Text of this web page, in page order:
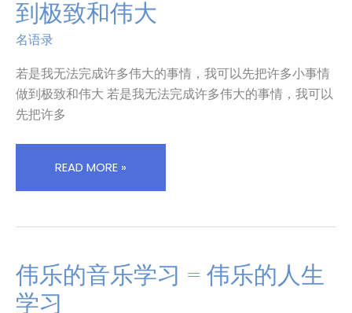
最
积
决
方
案
力
向
的
到极致和伟大
名语录
若是我无法完成许多伟大的事情，我可以先把许多小事情
做到极致和伟大 若是我无法完成许多伟大的事情，我可以
先把许多
无
法
许
多
伟
事
情，
可
先
把
许
READ MORE »
伟乐的音乐学习 = 伟乐的人生
学习
伟
乐
的